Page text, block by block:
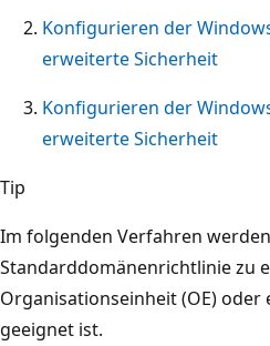
Konfigurieren der
erweiterte Sicherheit
Konfigurieren der
erweiterte Sicherheit
Tip
Im folgenden Verfahren
Standarddomänenrichtlinie zu
Organisationseinheit (OE)
geeignet ist.